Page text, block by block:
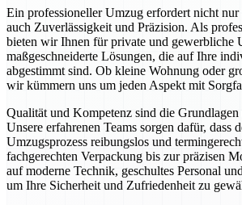
Ein professioneller Umzug erfordert nicht nur
auch Zuverlässigkeit und Präzision. Als
bieten wir Ihnen für private und gewerbliche
maßgeschneiderte Lösungen, die auf Ihre
abgestimmt sind. Ob kleine Wohnung oder
wir kümmern uns um jeden Aspekt mit
Qualität und Kompetenz sind die Grundlagen
Unsere erfahrenen Teams sorgen dafür, dass
Umzugsprozess reibungslos und
fachgerechten Verpackung bis zur präzisen
auf moderne Technik, geschultes Personal
um Ihre Sicherheit und Zufriedenheit zu